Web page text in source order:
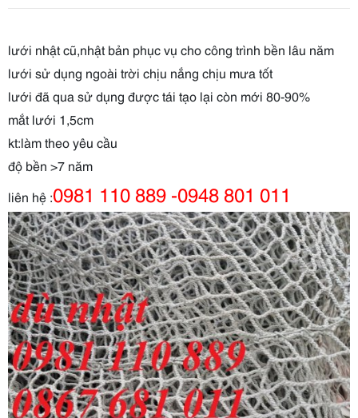
lưới nhật cũ,nhật bản phục vụ cho công trình bền lâu năm
lưới sử dụng ngoài trời chịu nắng chịu mưa tốt
lưới đã qua sử dụng được tái tạo lại còn mới 80-90%
mắt lưới 1,5cm
kt:làm theo yêu cầu
độ bền >7 năm
liên hệ :0981 110 889 -0948 801 011